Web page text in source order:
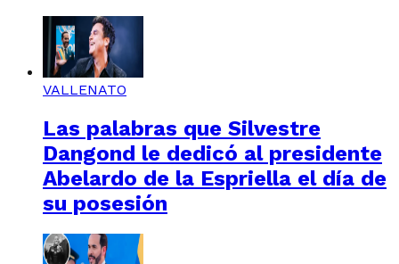
VALLENATO
Las palabras que Silvestre
Dangond le dedicó al presidente
Abelardo de la Espriella el día de
su posesión